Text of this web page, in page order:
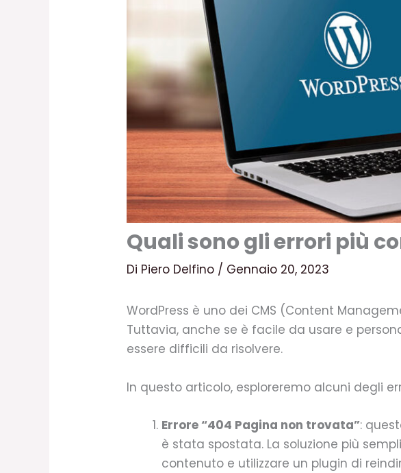
Quali sono gli errori più
Di Piero Delfino / Gennaio 20, 2023
WordPress è uno dei CMS (Content
Tuttavia, anche se è facile da usare e
essere difficili da risolvere.
In questo articolo, esploreremo alcuni degli
Errore “404 Pagina non trovata”:
è stata spostata. La soluzione più
contenuto e utilizzare un plugin di